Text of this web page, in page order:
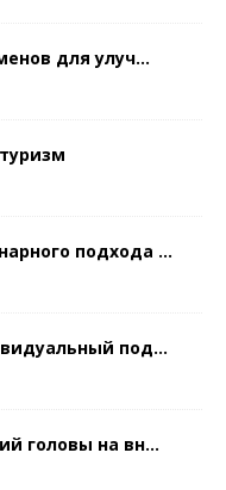
для улуч...
подхода ...
под...
головы на вн...